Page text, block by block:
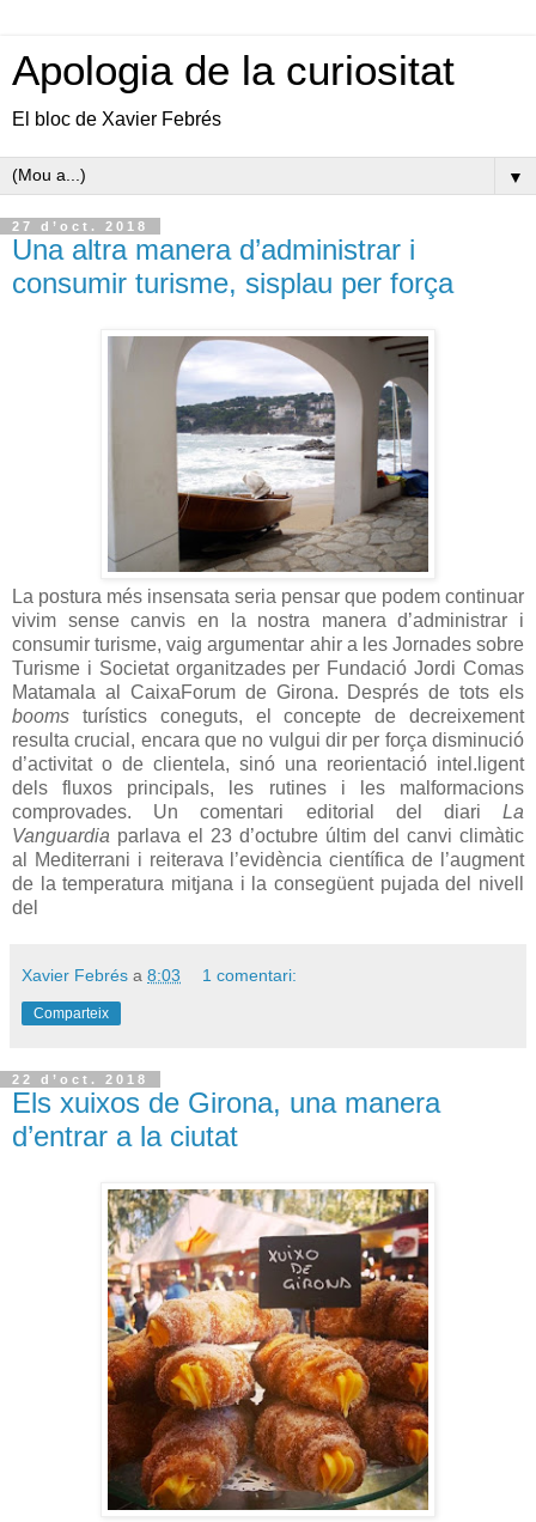
Apologia de la curiositat
El bloc de Xavier Febrés
▼
27 d’oct. 2018
Una altra manera d’administrar i
consumir turisme, sisplau per força
La postura més insensata seria pensar que podem continuar
vivim sense canvis en la nostra manera d’administrar i
consumir turisme, vaig argumentar ahir a les Jornades sobre
Turisme i Societat organitzades per Fundació Jordi Comas
Matamala al CaixaForum de Girona. Després de tots els
booms turístics coneguts, el concepte de decreixement
resulta crucial, encara que no vulgui dir per força disminució
d’activitat o de clientela, sinó una reorientació intel.ligent
dels fluxos principals, les rutines i les malformacions
comprovades. Un comentari editorial del diari La
Vanguardia parlava el 23 d’octubre últim del canvi climàtic
al Mediterrani i reiterava l’evidència científica de l’augment
de la temperatura mitjana i la consegüent pujada del nivell
del
Xavier Febrés a 8:03 1 comentari:
Comparteix
22 d’oct. 2018
Els xuixos de Girona, una manera
d’entrar a la ciutat